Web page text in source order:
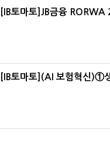
[IB토마토]JB금융
[IB토마토](AI 보험혁신)①